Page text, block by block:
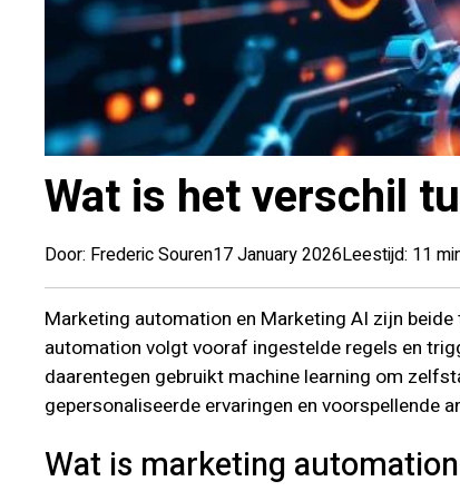
Wat is het verschil
Door: Frederic Souren17 January 2026Leestijd: 11
Marketing automation en Marketing AI zijn
automation volgt vooraf ingestelde regels en
daarentegen gebruikt machine learning om
gepersonaliseerde ervaringen en voorspellende
Wat is marketing